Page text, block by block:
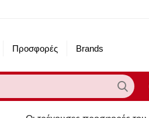
Προσφορές Brands